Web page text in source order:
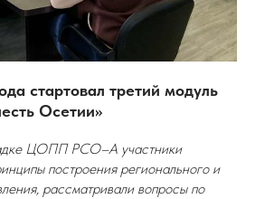
стартовал третий модуль
Осетии»
ЦОПП РСО–А участники
построения регионального и
рассматривали вопросы по